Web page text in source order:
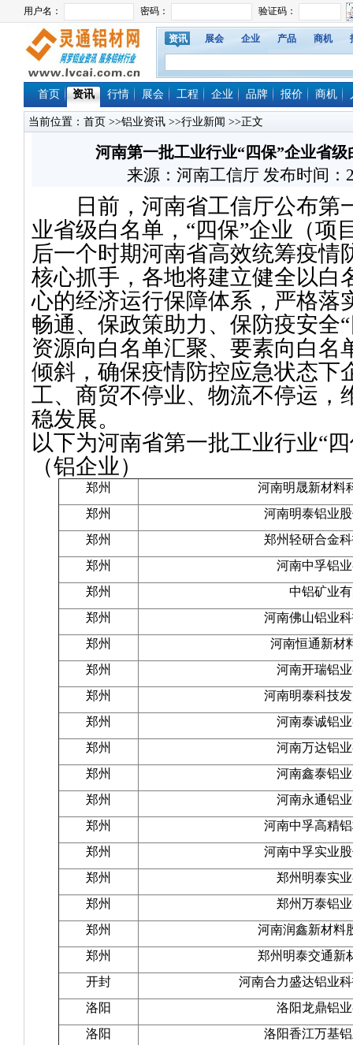
资讯 展会 企业 产品 商机
首页 资讯 行情 展会 工程 企业 品牌 报价 商机
当前位置： 首页 >>铝业资讯 >>行业新闻 >>正文
河南第一批工业行业“四保”企业省
来源：河南工信厅 发布时间：
日前，河南省工信厅公布第
业省级白名单，“四保”企业（项
后一个时期河南省高效统筹疫情
核心抓手，各地将建立健全以白
心的经济运行保障体系，严格落
畅通、保政策助力、保防疫安全
资源向白名单汇聚、要素向白名
倾斜，确保疫情防控应急状态下
工、商贸不停业、物流不停运，
稳发展。
以下为河南省第一批工业行业“
（铝企业）
郑州
河南明晟新材料
郑州
河南明泰铝业
郑州
郑州轻研合金
郑州
河南中孚铝
郑州
中铝矿业
郑州
河南佛山铝业
郑州
河南恒通新材
郑州
河南开瑞铝
郑州
河南明泰科技
郑州
河南泰诚铝
郑州
河南万达铝
郑州
河南鑫泰铝
郑州
河南永通铝
郑州
河南中孚高精
郑州
河南中孚实业
郑州
郑州明泰实
郑州
郑州万泰铝
郑州
河南润鑫新材料
郑州
郑州明泰交通新
开封
河南合力盛达铝业
洛阳
洛阳龙鼎铝
洛阳
洛阳香江万基